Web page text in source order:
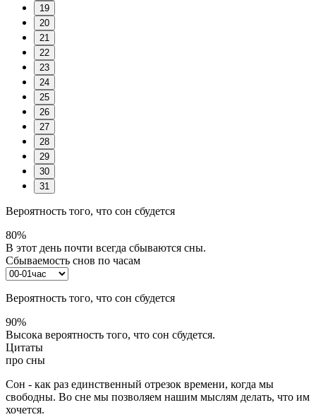
19
20
21
22
23
24
25
26
27
28
29
30
31
Вероятность того, что сон сбудется
80%
В этот день почти всегда сбываются сны.
Сбываемость снов по часам
Вероятность того, что сон сбудется
90%
Высока вероятность того, что сон сбудется.
Цитаты
про сны
Сон - как раз единственный отрезок времени, когда мы
свободны. Во сне мы позволяем нашим мыслям делать, что им
хочется.